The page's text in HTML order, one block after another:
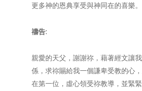
更多神的恩典享受與神同在的喜樂。
禱告:
親愛的天父，謝謝祢，藉著經文讓
係，求祢賜給我一個謙卑受教的心
在第一位，虛心領受祢教導，並緊